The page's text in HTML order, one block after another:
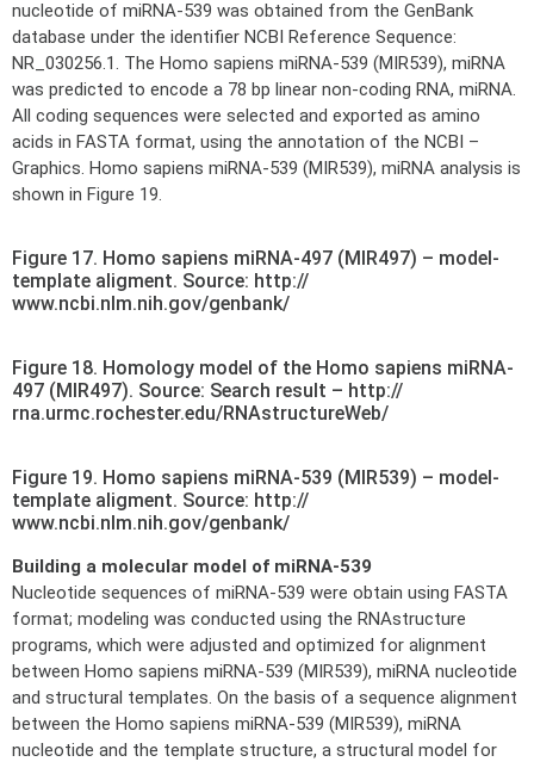
nucleotide of miRNA-539 was obtained from the GenBank
database under the identifier NCBI Reference Sequence:
NR_030256.1. The Homo sapiens miRNA-539 (MIR539), miRNA
was predicted to encode a 78 bp linear non-coding RNA, miRNA.
All coding sequences were selected and exported as amino
acids in FASTA format, using the annotation of the NCBI –
Graphics. Homo sapiens miRNA-539 (MIR539), miRNA analysis is
shown in Figure 19.
Figure 17. Homo sapiens miRNA-497 (MIR497) – model-
template aligment. Source: http://
www.ncbi.nlm.nih.gov/genbank/
Figure 18. Homology model of the Homo sapiens miRNA-
497 (MIR497). Source: Search result – http://
rna.urmc.rochester.edu/RNAstructureWeb/
Figure 19. Homo sapiens miRNA-539 (MIR539) – model-
template aligment. Source: http://
www.ncbi.nlm.nih.gov/genbank/
Building a molecular model of miRNA-539
Nucleotide sequences of miRNA-539 were obtain using FASTA
format; modeling was conducted using the RNAstructure
programs, which were adjusted and optimized for alignment
between Homo sapiens miRNA-539 (MIR539), miRNA nucleotide
and structural templates. On the basis of a sequence alignment
between the Homo sapiens miRNA-539 (MIR539), miRNA
nucleotide and the template structure, a structural model for